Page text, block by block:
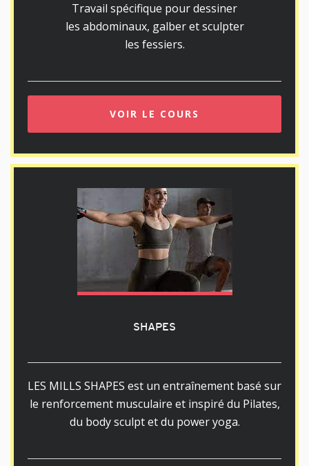
Travail spécifique pour dessiner
les abdominaux, galber et sculpter
les fessiers.
VOIR LE COURS
SHAPES
LES MILLS SHAPES est un entraînement basé sur
le renforcement musculaire et inspiré du Pilates,
du body sculpt et du power yoga.